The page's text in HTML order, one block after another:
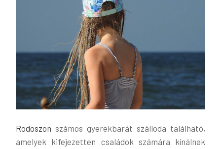
Rodoszon számos gyerekbarát szálloda található,
amelyek kifejezetten családok számára kínálnak